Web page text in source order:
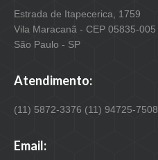
Estrada de Itapecerica, 1759
Vila Maracanã - CEP 05835-005
São Paulo - SP
Atendimento:
(11) 5872-3376 (11) 94725-7508
Email: